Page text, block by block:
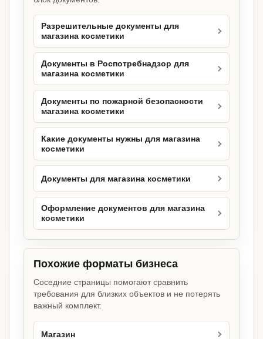
Разрешительные документы для
магазина косметики
Документы в Роспотребнадзор для
магазина косметики
Документы по пожарной безопасности
магазина косметики
Какие документы нужны для магазина
косметики
Документы для магазина косметики
Оформление документов для магазина
косметики
Похожие форматы бизнеса
Соседние страницы помогают сравнить
требования для близких объектов и не потерять
важный комплект.
Магазин